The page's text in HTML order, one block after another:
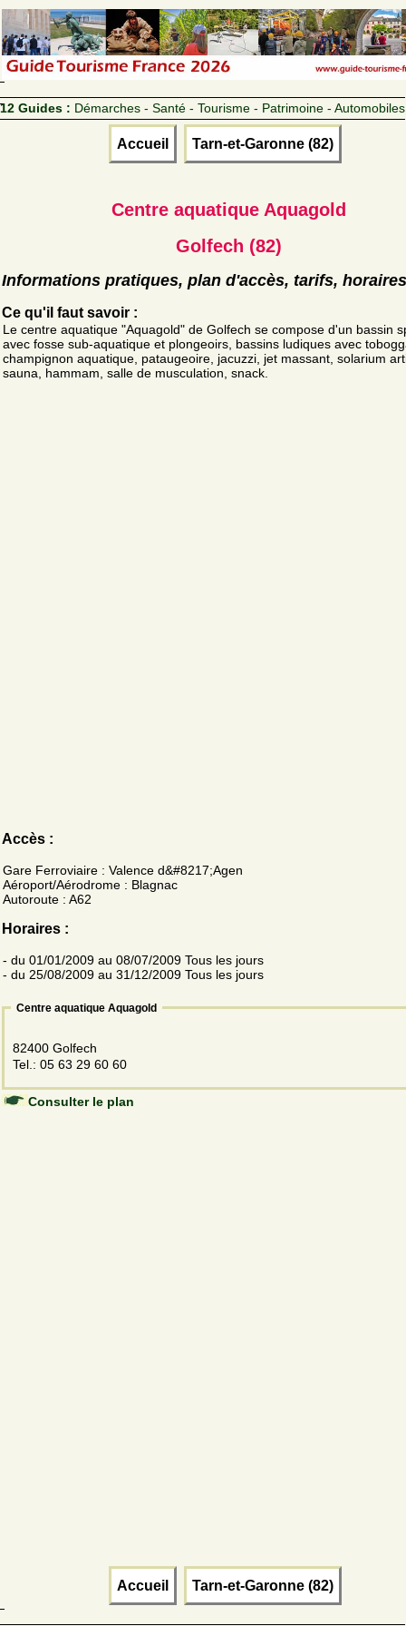
12 Guides : Démarches - Santé - Tourisme - Patrimoine - Automobiles
Accueil Tarn-et-Garonne (82)
Centre aquatique Aquagold
Golfech (82)
Informations pratiques, plan d'accès, tarifs, horaires
Ce qu'il faut savoir :
Le centre aquatique "Aquagold" de Golfech se compose d'un bassin
avec fosse sub-aquatique et plongeoirs, bassins ludiques avec
champignon aquatique, pataugeoire, jacuzzi, jet massant, solarium
sauna, hammam, salle de musculation, snack.
Accès :
Gare Ferroviaire : Valence d&#8217;Agen
Aéroport/Aérodrome : Blagnac
Autoroute : A62
Horaires :
- du 01/01/2009 au 08/07/2009 Tous les jours
- du 25/08/2009 au 31/12/2009 Tous les jours
Centre aquatique Aquagold
82400 Golfech
Tel.: 05 63 29 60 60
Consulter le plan
Accueil Tarn-et-Garonne (82)